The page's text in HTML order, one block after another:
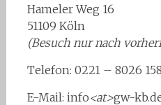
Hameler Weg 16
51109 Köln
(Besuch nur nach
Telefon: 0221 – 8026
E-Mail: info<at>gw-